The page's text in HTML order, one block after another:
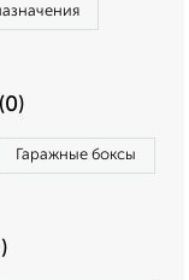
Гаражные боксы